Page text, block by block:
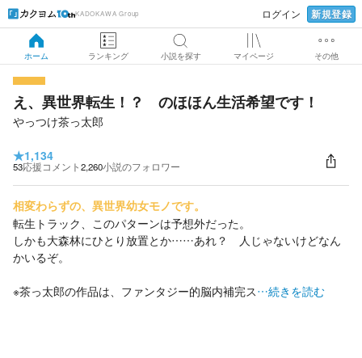
KADOKAWA Group ログイン 新規登録
ホーム ランキング 小説を探す マイページ その他
え、異世界転生！？ のほほん生活希望です！
やっつけ茶っ太郎
★1,134
53応援コメント2,260小説のフォロワー
相変わらずの、異世界幼女モノです。
転生トラック、このパターンは予想外だった。
しかも大森林にひとり放置とか……あれ？ 人じゃないけどなん
かいるぞ。
※茶っ太郎の作品は、ファンタジー的脳内補完ス…続きを読む